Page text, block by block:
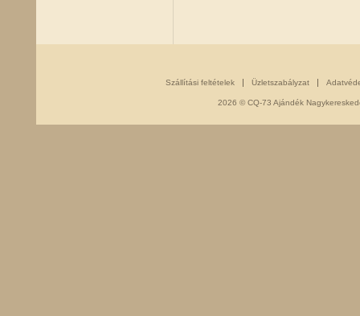
Szállítási feltételek Üzletszabályzat
2026 © CQ-73 Ajándék